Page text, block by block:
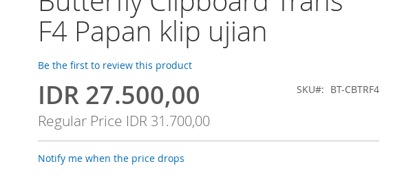
F4 Papan klip ujian
Be the first to review this product
Special
Price
IDR 27.500,00
Regular Price IDR 31.700,00
SKU BT-CBTRF4
Notify me when the price drops